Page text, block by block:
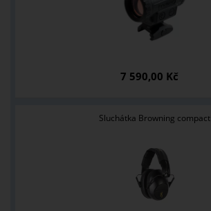
7 590,00 Kč
Sluchátka Browning compact